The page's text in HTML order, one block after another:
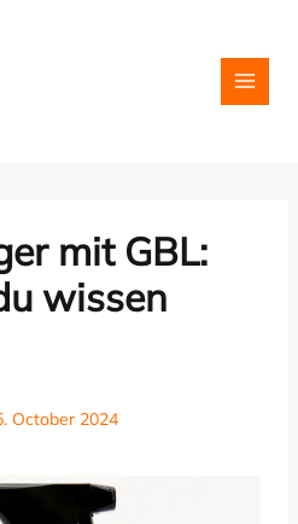
mit GBL:
wissen
October 2024